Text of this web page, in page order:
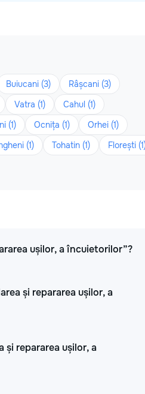
Buiucani (3)
Râșcani (3)
Vatra (1)
Cahul (1)
(1) Ocnița (1)
Orhei (1)
(1) Tohatin (1)
Florești
ușilor, a încuietorilor”?
și repararea ușilor, a
și repararea ușilor, a